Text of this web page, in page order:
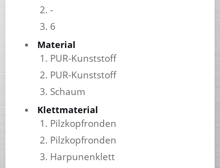
-
6
Material
PUR-Kunststoff
PUR-Kunststoff
Schaum
Klettmaterial
Pilzkopfronden
Pilzkopfronden
Harpunenklett